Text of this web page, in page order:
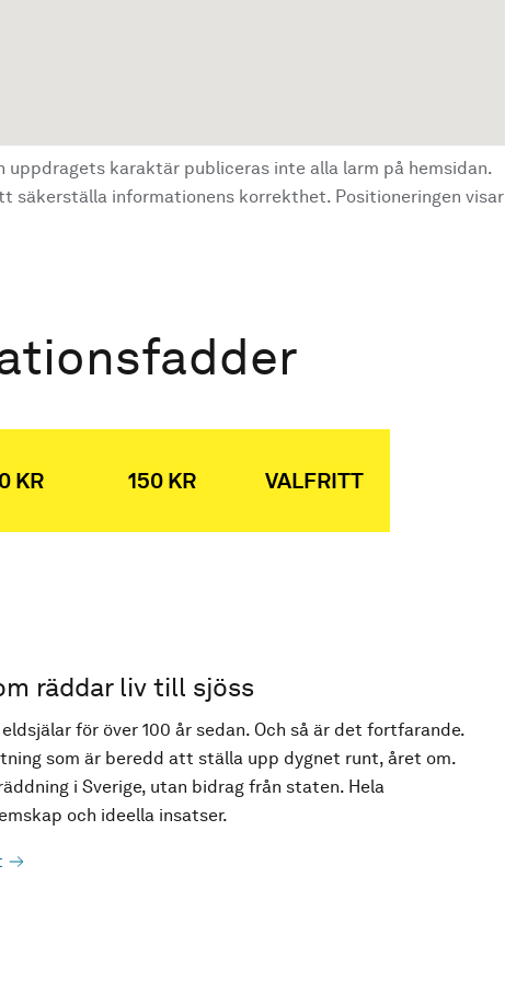
karaktär publiceras inte alla larm på hemsidan.
säkerställa informationens korrekthet. Positioneringen visar
KR 150 KR VALFRITT
räddar liv till sjöss
för över 100 år sedan. Och så är det fortfarande.
som är beredd att ställa upp dygnet runt, året om.
i Sverige, utan bidrag från staten. Hela
och ideella insatser.